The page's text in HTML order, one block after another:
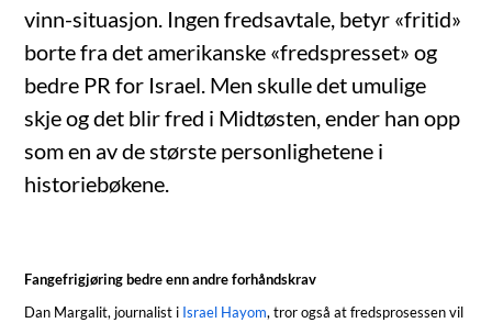
vinn-situasjon. Ingen fredsavtale, betyr «fritid»
borte fra det amerikanske «fredspresset» og
bedre PR for Israel. Men skulle det umulige
skje og det blir fred i Midtøsten, ender han opp
som en av de største personlighetene i
historiebøkene.
Fangefrigjøring bedre enn andre forhåndskrav
Dan Margalit, journalist i Israel Hayom, tror også at fredsprosessen vil